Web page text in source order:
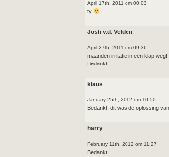
April 17th, 2011 om 00:03
ty
Josh v.d. Velden:
April 27th, 2011 om 09:36
maanden irritatie in een klap weg!
Bedankt
klaus:
January 25th, 2012 om 10:50
Bedankt, dit was de oplossing
harry:
February 11th, 2012 om 11:27
Bedankt!